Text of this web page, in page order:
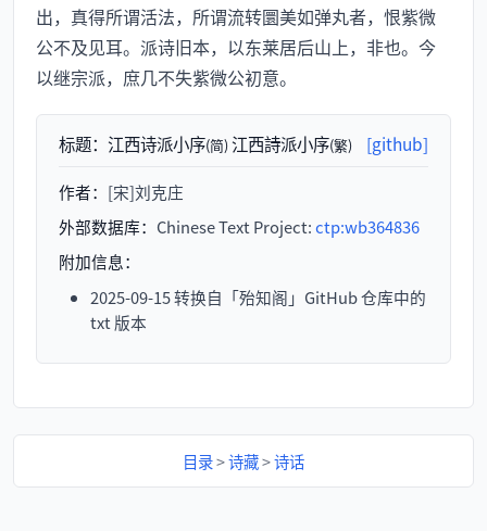
出，真得所谓活法，所谓流转圜美如弹丸者，恨紫微
公不及见耳。派诗旧本，以东莱居后山上，非也。今
以继宗派，庶几不失紫微公初意。
标题： 江西诗派小序(简)江西詩派小序(繁) [github]
作者： [宋]刘克庄
外部数据库： Chinese Text Project:ctp:wb364836
附加信息：
2025-09-15 转换自「殆知阁」GitHub 仓库中的
txt 版本
目录>诗藏>诗话